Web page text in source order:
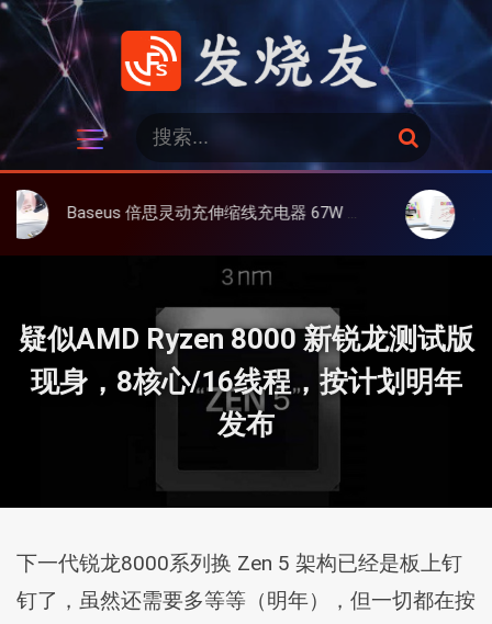
跳
发烧友
：
搜
索
Baseus 倍思灵动充伸缩线充电器 67W 3C，超耐用可伸缩线、氮化镓、3C多设备同时充 大上 Paperlike
疑似AMD Ryzen 8000 新锐龙测试版
现身，8核心/16线程，按计划明年
发布
下一代锐龙8000系列换 Zen 5 架构已经是板上钉
钉了，虽然还需要多等等（明年），但一切都在按